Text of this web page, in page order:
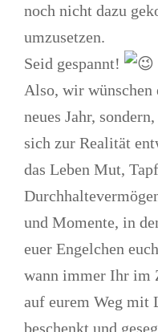
noch nicht dazu
umzusetzen.
Seid gespannt!
Also, wir wünschen
neues Jahr,
sich zur Realität
das Leben Mut,
und Momente, in
euer Engelchen
wann immer Ihr im
auf eurem Weg mit
beschenkt und